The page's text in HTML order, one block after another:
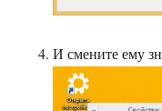
И смените ему